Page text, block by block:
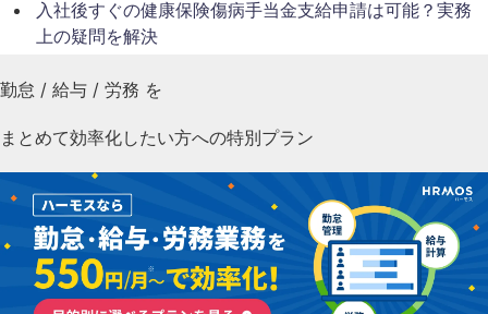
入社後すぐの健康保険傷病手当金支給申請は可能？実務
上の疑問を解決
勤怠 / 給与 / 労務 を
まとめて効率化したい方への特別プラン